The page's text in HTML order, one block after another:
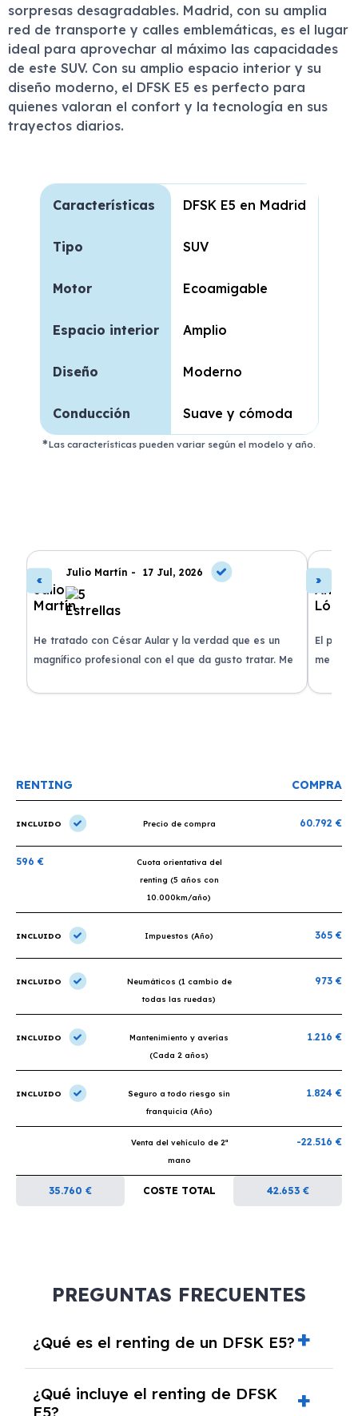
sorpresas desagradables. Madrid, con su amplia
red de transporte y calles emblemáticas, es el lugar
ideal para aprovechar al máximo las capacidades
de este SUV. Con su amplio espacio interior y su
diseño moderno, el DFSK E5 es perfecto para
quienes valoran el confort y la tecnología en sus
trayectos diarios.
Características DFSK E5 en Madrid
Tipo SUV
Motor Ecoamigable
Espacio interior Amplio
Diseño Moderno
Conducción Suave y cómoda
Las características pueden variar según el modelo y año.
Julio Martín - 17 Jul, 2026
He tratado con César Aular y la verdad que es un
magnífico profesional con el que da gusto tratar. Me
El
me
RENTING COMPRA
INCLUIDO Precio de compra 60.792 €
596 €
Cuota orientativa del
renting (5 años con
10.000km/año)
INCLUIDO Impuestos (Año) 365 €
INCLUIDO
Neumáticos (1 cambio de
todas las ruedas)
973 €
INCLUIDO
Mantenimiento y averías
(Cada 2 años)
1.216 €
INCLUIDO
Seguro a todo riesgo sin
franquicia (Año)
1.824 €
Venta del vehículo de 2ª
mano
-22.516 €
35.760 € COSTE TOTAL 42.653 €
PREGUNTAS FRECUENTES
¿Qué es el renting de un DFSK E5?
alquiler a largo plazo en el que pagas una
¿Qué incluye el renting de DFSK
E5?